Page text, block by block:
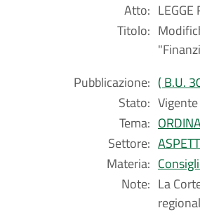
Atto:
Titolo:
Pubblicazione: ( B.U.
Stato: Vigente
Tema:
Settore:
Materia:
Note: La